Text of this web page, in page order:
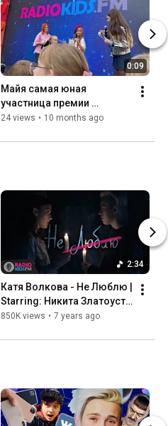
0:09
Майя самая юная
участница премии
Radiokidsfm
24 views • 10 months ago
2:34
Катя Волкова - Не Люблю |
Starring: Никита Златоуст |
ПРЕМЬЕРА КЛИПА
850K views • 7 years ago